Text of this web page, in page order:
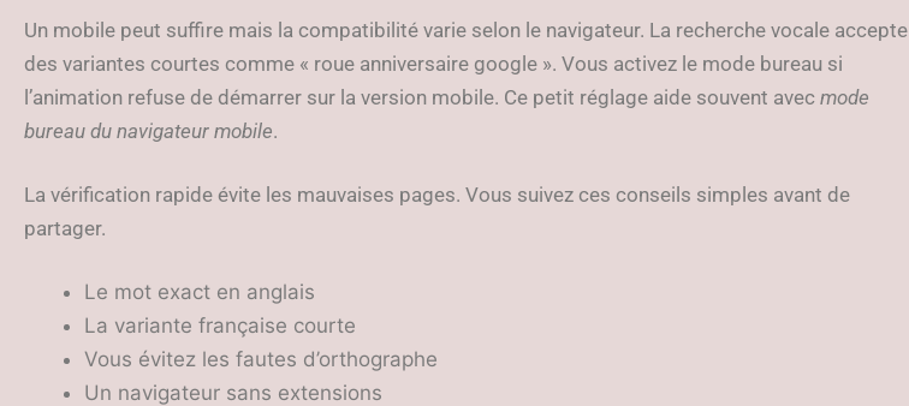
Un mobile peut suffire mais la compatibilité varie selon le navigateur. La recherche vocale accepte
des variantes courtes comme « roue anniversaire google ». Vous activez le mode bureau si
l’animation refuse de démarrer sur la version mobile. Ce petit réglage aide souvent avec mode
bureau du navigateur mobile.
La vérification rapide évite les mauvaises pages. Vous suivez ces conseils simples avant de
partager.
Le mot exact en anglais
La variante française courte
Vous évitez les fautes d’orthographe
Un navigateur sans extensions